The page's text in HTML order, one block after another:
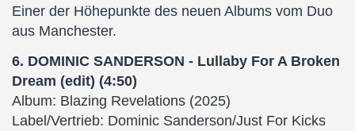
Einer der Höhepunkte des neuen Albums vom Duo
aus Manchester.
6. DOMINIC SANDERSON - Lullaby For A Broken
Dream (edit) (4:50)
Album: Blazing Revelations (2025)
Label/Vertrieb: Dominic Sanderson/Just For Kicks